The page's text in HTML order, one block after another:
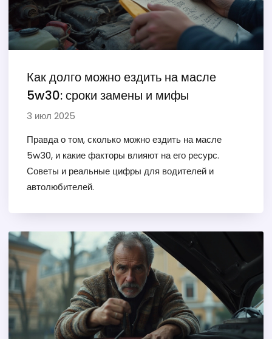
Как долго можно ездить на масле
5w30: сроки замены и мифы
3 июл 2025
Правда о том, сколько можно ездить на масле
5w30, и какие факторы влияют на его ресурс.
Советы и реальные цифры для водителей и
автолюбителей.